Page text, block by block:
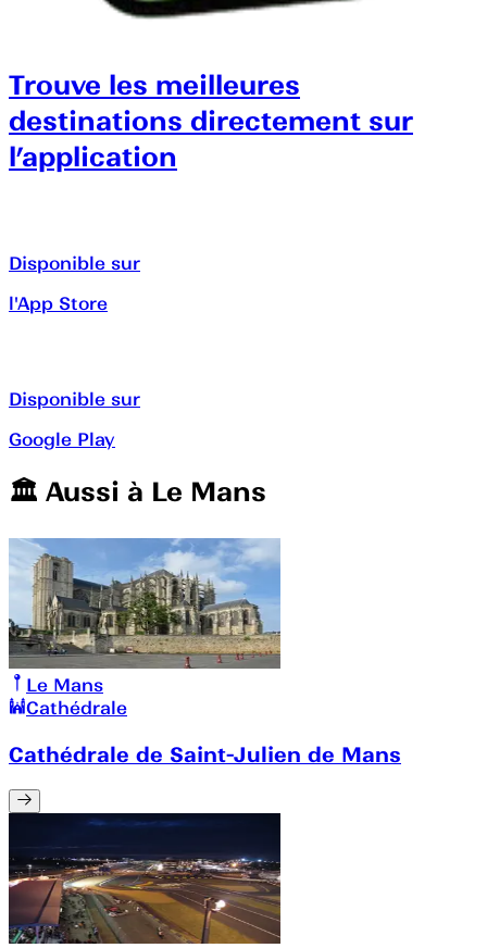
Trouve les meilleures
destinations directement sur
l’application
Disponible sur
l'App Store
Disponible sur
Google Play
🏛️️ Aussi à Le Mans
Le Mans
Cathédrale
Cathédrale de Saint-Julien de Mans